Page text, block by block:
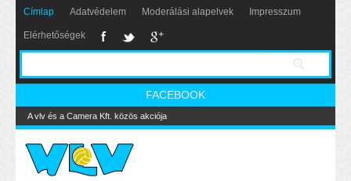
Címlap Adatvédelem Moderálási alapelvek Impresszum
Elérhetőségek
FACEBOOK
A vlv és a Camera Kft. közös akciója